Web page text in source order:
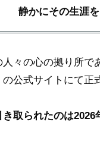
静かにその生涯を
々の心の拠り所で
公式サイトにて正
取られたのは2026